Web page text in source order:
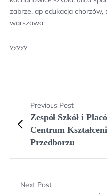
zabrze, ap edukacja chorzów,
warszawa
yyyyy
Previous Post
Zespół Szkół i
Centrum
Przedborzu
Next Post